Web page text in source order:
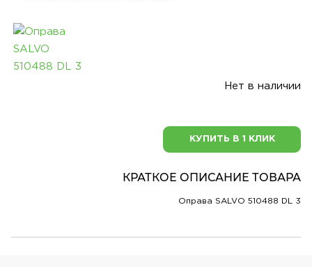
Нет в наличии
КУПИТЬ В 1 КЛИК
КРАТКОЕ ОПИСАНИЕ ТОВАРА
Оправа SALVO 510488 DL 3